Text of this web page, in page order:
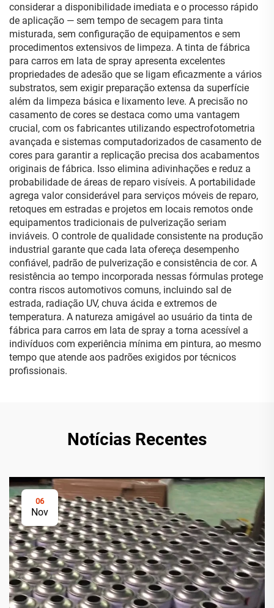
considerar a disponibilidade imediata e o processo rápido
de aplicação — sem tempo de secagem para tinta
misturada, sem configuração de equipamentos e sem
procedimentos extensivos de limpeza. A tinta de fábrica
para carros em lata de spray apresenta excelentes
propriedades de adesão que se ligam eficazmente a vários
substratos, sem exigir preparação extensa da superfície
além da limpeza básica e lixamento leve. A precisão no
casamento de cores se destaca como uma vantagem
crucial, com os fabricantes utilizando espectrofotometria
avançada e sistemas computadorizados de casamento de
cores para garantir a replicação precisa dos acabamentos
originais de fábrica. Isso elimina adivinhações e reduz a
probabilidade de áreas de reparo visíveis. A portabilidade
agrega valor considerável para serviços móveis de reparo,
retoques em estradas e projetos em locais remotos onde
equipamentos tradicionais de pulverização seriam
inviáveis. O controle de qualidade consistente na produção
industrial garante que cada lata ofereça desempenho
confiável, padrão de pulverização e consistência de cor. A
resistência ao tempo incorporada nessas fórmulas protege
contra riscos automotivos comuns, incluindo sal de
estrada, radiação UV, chuva ácida e extremos de
temperatura. A natureza amigável ao usuário da tinta de
fábrica para carros em lata de spray a torna acessível a
indivíduos com experiência mínima em pintura, ao mesmo
tempo que atende aos padrões exigidos por técnicos
profissionais.
Notícias Recentes
06
Nov